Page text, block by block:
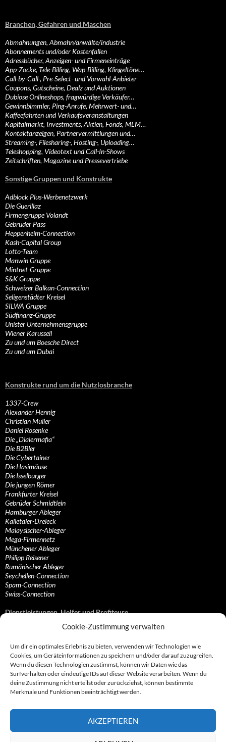
Cookie-Zustimmung verwalten
Um dir ein optimales Erlebnis zu bieten, verwenden wir Technologien wie
Cookies, um Geräteinformationen zu speichern und/oder darauf zuzugreifen.
Wenn du diesen Technologien zustimmst, können wir Daten wie das
Surfverhalten oder eindeutige IDs auf dieser Website verarbeiten. Wenn du
deine Zustimmung nicht erteilst oder zurückziehst, können bestimmte
Merkmale und Funktionen beeinträchtigt werden.
AKZEPTIEREN
Branchen, Gefahren und Maschen
Abmahnungen, Abmahn/anwälte/industrie
Abonnements und/oder Kostenfallen
Adressbücher, Anzeigen- und Firmeneinträge
App-Zocke, Tele-Billing, Wap-Billing, Klingeltöne…
Call-by-Call-, Pre-Select- und Vorwahl-Anbieter
Coupons, Gutscheine, Dealz und Auktionen
Dubiose Onlineshops, fragwürdige Verkäufer…
Gewinnbimmler, Ping-Anrufe, Mehrwert- und…
Kaffeefahrten und Verkaufsveranstaltungen
Kapitalmarkt, Investments, Aktien, Fonds, MLM…
Kontaktanzeigen, Partnervermittlungen und…
Streaming-, Filesharing-, Hosting-, Uploading…
Teleshopping, Videotext und Call-In-Shows
Zeitschriften, Magazine und Pressevertriebe
Sonstige Gruppen und Konstrukte
Adblock Plus-Werbenetzwerk
Die Guerillaz
Firmengruppe Volandt
Gebrüder Pass
Heppenheim-Connection
Kash-Capital Group
Lotto-Team
Manwin Gruppe
Mintnet-Gruppe
S&K Gruppe
Schweizer Balkan-Connection
Seligenstädter Kreisel
SILWA Gruppe
Südfinanz-Gruppe
Unister Unternehmensgruppe
Wiener Karussell
Zu und um Boesche Direct
Zu und um Dubai
Konstrukte rund um die Nutzlosbranche
1337-Crew
Alexander Hennig
Christian Müller
Daniel Rosenke
Die „Dialermafia“
Die B2Bler
Die Cybertainer
Die Hasimäuse
Die Isselburger
Die jungen Römer
Frankfurter Kreisel
Gebrüder Schmidtlein
Hamburger Ableger
Kalletaler-Dreieck
Malaysischer-Ableger
Mega-Firmennetz
Münchener Ableger
Philipp Reisener
Rumänischer Ableger
Seychellen-Connection
Spam-Connection
Swiss-Connection
Dienstleistungen, Helfer und Profiteure
Anonymisierungsdienste, VPN- und Web-Proxy…
Bezahlsysteme, Finanzdienstleister und…
Bürodienstleister, Firmengründer- und/oder…
Datenhändler, Adressbroker und zielgerichtetes…
Hosting, Routing, Provider, Domain-, Web- und…
Inkasso, Forderungsmanagement und eintreibende…
Spieleanbieter, Online- und Browsergames
Partnerprogramme, Vertriebskanäle- und…
Telekommunikationsdienstleister, Internet…
Vereine, Verbände, Vereinigungen und Lobbyisten
Web-Rotlichtbezirk, Erotik- und XXX-Anbieter